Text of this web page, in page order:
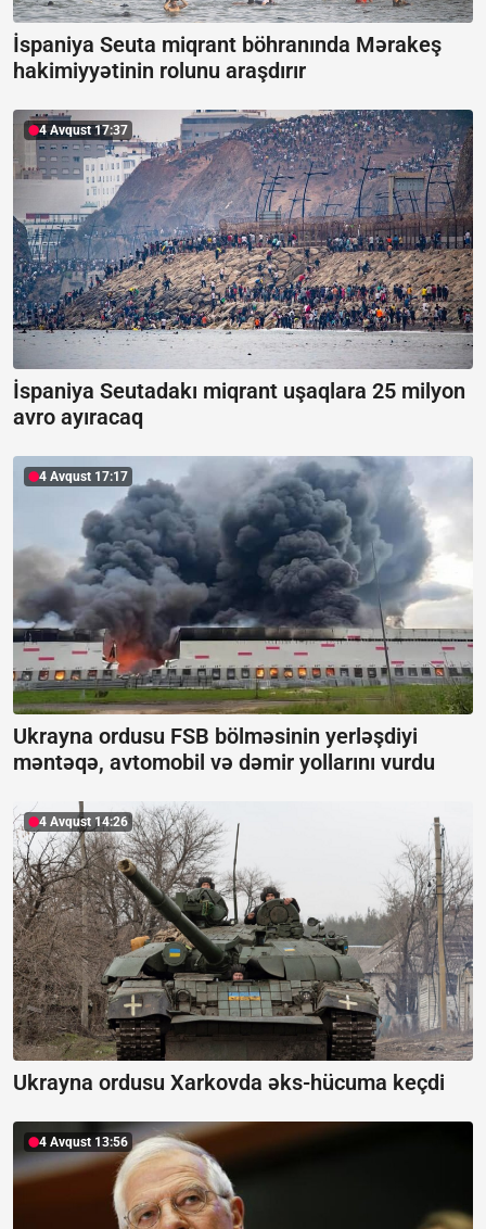
İspaniya Seuta miqrant böhranında Mərakeş
hakimiyyətinin rolunu araşdırır
4 Avqust 17:37
İspaniya Seutadakı miqrant uşaqlara 25 milyon
avro ayıracaq
4 Avqust 17:17
Ukrayna ordusu FSB bölməsinin yerləşdiyi
məntəqə, avtomobil və dəmir yollarını vurdu
4 Avqust 14:26
Ukrayna ordusu Xarkovda əks-hücuma keçdi
4 Avqust 13:56